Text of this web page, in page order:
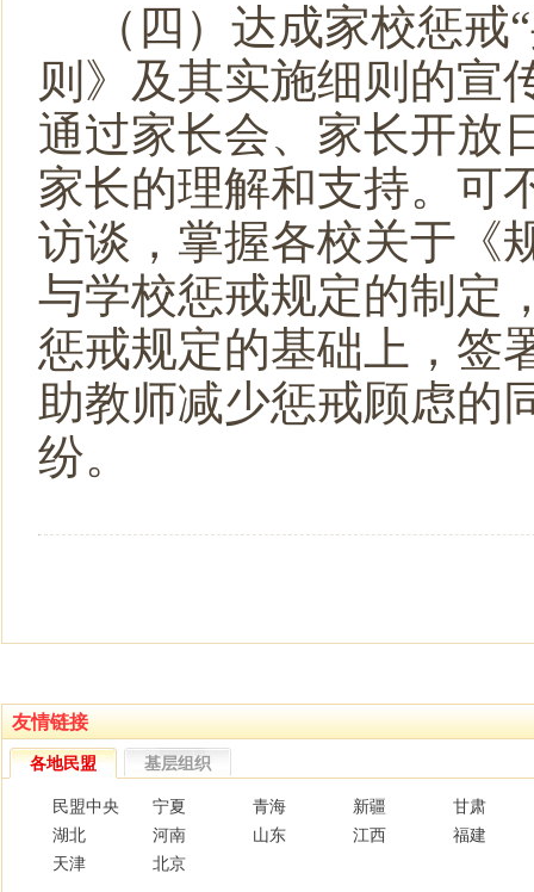
（四）达成家校惩戒“
则》及其实施细则的宣
通过家长会、家长开放
家长的理解和支持。可
访谈，掌握各校关于《
与学校惩戒规定的制定
惩戒规定的基础上，签
助教师减少惩戒顾虑的
纷。
友情链接
各地民盟 基层组织
民盟中央 宁夏 青海 新疆
甘肃
湖北
河南 山东 江西
福建
天津
北京